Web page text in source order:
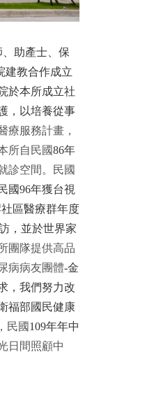
助產士、保
建教合作成立
於本所成立社
，以培養從事
療服務計畫，
所自民國86年
診空間。民國
國96年獲台視
區醫療群年度
，並於世界家
團隊提供高品
病病友團體-金
，我們努力改
福部國民健康
， 民國 109年年中
日間照顧中